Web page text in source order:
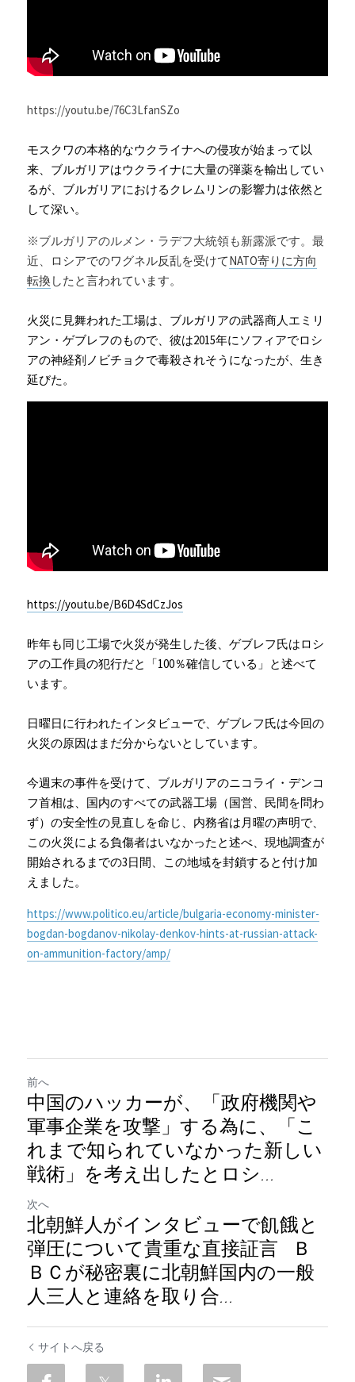
https://youtu.be/76C3LfanSZo
モスクワの本格的なウクライナへの侵攻が始まって以
来、ブルガリアはウクライナに大量の弾薬を輸出してい
るが、ブルガリアにおけるクレムリンの影響力は依然と
して深い。
※ブルガリアのルメン・ラデフ大統領も新露派です。最
近、
ロシアでのワグネル反乱を受けてNATO寄りに方向
転換したと言われています。
火災に見舞われた工場は、ブルガリアの武器商人エミリ
アン・ゲブレフのもので、彼は2015年にソフィアでロシ
アの神経剤ノビチョクで毒殺されそうになったが、生き
延びた。
https://youtu.be/B6D4SdCzJos
昨年も同じ工場で火災が発生した後、ゲブレフ氏はロシ
アの工作員の犯行だと「100％確信している」と述べて
います。
日曜日に行われたインタビューで、ゲブレフ氏は今回の
火災の原因はまだ分からないとしています。
今週末の事件を受けて、ブルガリアのニコライ・デンコ
フ首相は、国内のすべての武器工場（国営、民間を問わ
ず）の安全性の見直しを命じ、内務省は月曜の声明で、
この火災による負傷者はいなかったと述べ、現地調査が
開始されるまでの3日間、この地域を封鎖すると付け加
えました。
https://www.politico.eu/article/bulgaria-economy-minister-
bogdan-bogdanov-nikolay-denkov-hints-at-russian-attack-
on-ammunition-factory/amp/
前へ
中国のハッカーが、「政府機関や
軍事企業を攻撃」する為に、「こ
れまで知られていなかった新しい
戦術」を考え出したとロシ...
次へ
北朝鮮人がインタビューで飢餓と
弾圧について貴重な直接証言 Ｂ
ＢＣが秘密裏に北朝鮮国内の一般
人三人と連絡を取り合...
サイトへ戻る